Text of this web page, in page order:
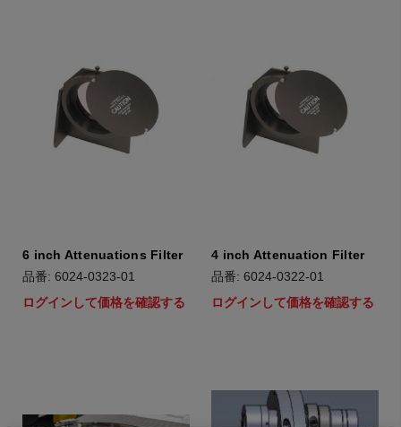
6 inch Attenuations Filter
品番: 6024-0323-01
ログインして価格を確認する
4 inch Attenuation Filter
品番: 6024-0322-01
ログインして価格を確認する